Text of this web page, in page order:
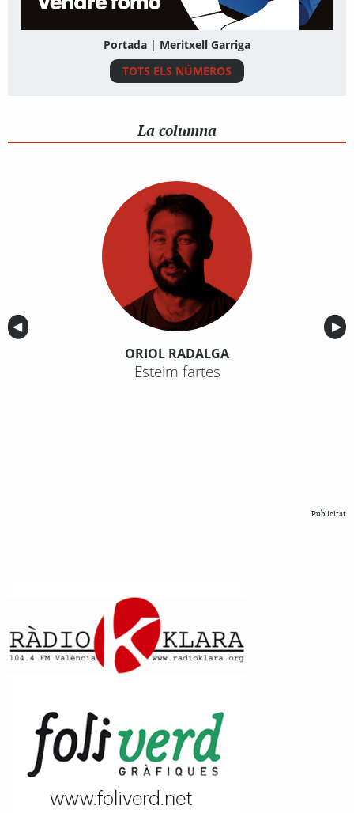
Portada | Meritxell Garriga
TOTS ELS NÚMEROS
La columna
Anterior
◀︎ ▶︎
ORIOL RADALGA
Esteim fartes
Publicitat